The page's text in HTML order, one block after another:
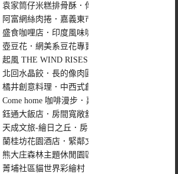
袁家筒仔米糕排骨酥．傳承一甲子的人氣市場
阿富網絲肉捲．嘉義東市場古早味人氣美食，
盛食咖哩店．印度風味咖哩，味道濃厚香氣足
壺豆花．網美系豆花專賣店，自己的湯底自己
起風 THE WIND RISES．以台灣茶為主打的老
北回水晶餃．長的像肉圓的水晶餃，香甜可口
橘井創意料理．中西式創意料理新風貌，近嘉
home 咖啡漫步．嘉義人氣質感咖啡店，
鈺通大飯店．房間寬敞舒適有浴缸，近文化夜
天成文旅-繪日之丘．房間寬敞舒適，親子房型
蘭桂坊花園酒店．緊鄰文化路夜市，鬧中取靜
熊大庄森林主題休閒園區．充滿童話風的觀光
菁埔社區貓世界彩繪村．好多可愛喵星人，栩栩